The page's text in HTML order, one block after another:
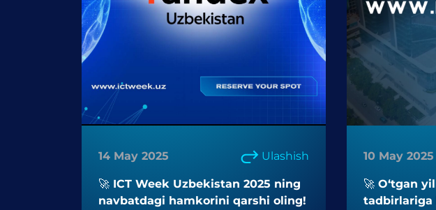
14 May 2025 Ulashish
🚀 ICT Week Uzbekistan 2025 ning
navbatdagi hamkorini qarshi oling!
10 May 2025
🚀 O‘tgan